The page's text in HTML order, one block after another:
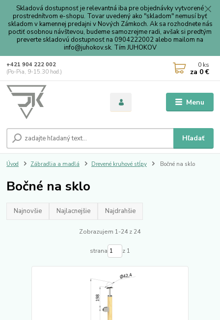
Skladová dostupnosť je relevantná iba pre objednávky vytvorené
prostrednítvom e-shopu. Tovar uvedený ako "skladom" nemusí byť
skladom v kamennej predajni v Nových Zámkoch. Ak sa rozhodnete nás
poctiť osobnou návštevou, budeme samozrejme radi, avšak si predtým
preverte skladovú dostupnosť na 0904222002 alebo mailom na
info@juhokov.sk. Tím JUHOKOV
Menu
Hľadať
+421 904 222 002
(Po-Pia, 9-15.30 hod.)
0 ks
za 0 €
Úvod Zábradlia a madlá Drevené kruhové stĺpy Bočné na sklo
Bočné na sklo
Najnovšie Najlacnejšie Najdrahšie
Zobrazujem 1-24 z 24
strana z 1